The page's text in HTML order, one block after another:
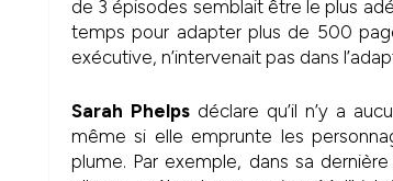
de 3 épisodes semblait être le plus
temps pour adapter plus de 500
exécutive, n’intervenait pas dans
Sarah Phelps déclare qu’il n’y a
même si elle emprunte les
plume. Par exemple, dans sa